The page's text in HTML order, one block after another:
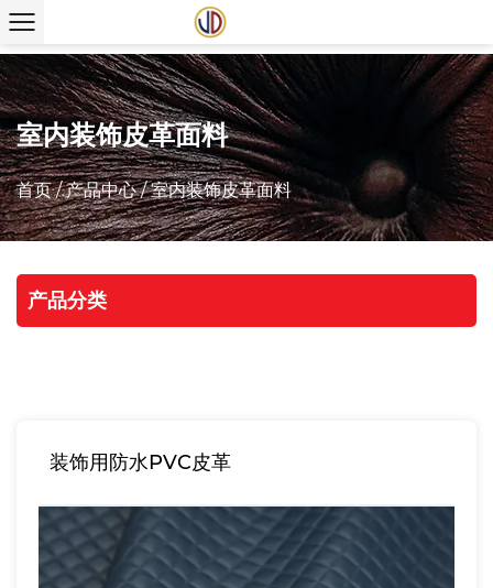
室内装饰皮革面料
首页/产品中心/室内装饰皮革面料
产品分类
装饰用防水PVC皮革